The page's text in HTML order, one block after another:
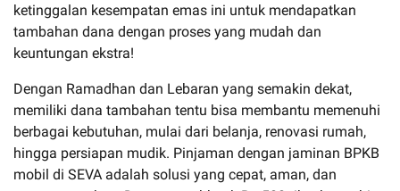
ketinggalan kesempatan emas ini untuk mendapatkan
tambahan dana dengan proses yang mudah dan
keuntungan ekstra!
Dengan Ramadhan dan Lebaran yang semakin dekat,
memiliki dana tambahan tentu bisa membantu memenuhi
berbagai kebutuhan, mulai dari belanja, renovasi rumah,
hingga persiapan mudik. Pinjaman dengan jaminan BPKB
mobil di SEVA adalah solusi yang cepat, aman, dan